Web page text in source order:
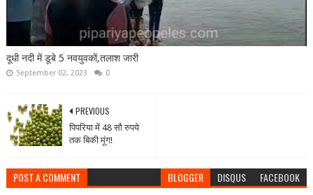
दूधी नदी में डूबे 5 नवयुवकों,तलाश जारी
September 02, 2023 0
PREVIOUS
पिपरिया में 48 सौ रुपये
तक बिकी मूंग!
POST A COMMENT BLOGGER DISQUS FACEBOOK